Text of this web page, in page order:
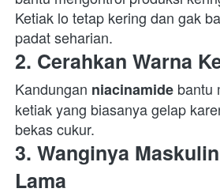
Ketiak lo tetap kering dan gak
padat seharian.
2. Cerahkan Warna
Kandungan niacinamide bantu
ketiak yang biasanya gelap
bekas cukur.
3. Wanginya
Lama